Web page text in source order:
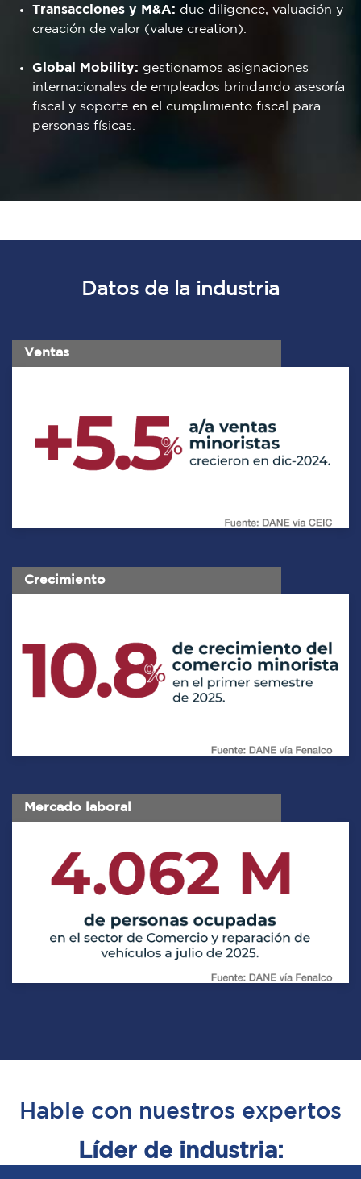
Transacciones y M&A: due diligence, valuación y
creación de valor (value creation).
Global Mobility: gestionamos asignaciones
internacionales de empleados brindando asesoría
fiscal y soporte en el cumplimiento fiscal para
personas físicas.
Datos de la industria
Ventas
Crecimiento
Mercado laboral
Hable con nuestros expertos
Líder de industria: